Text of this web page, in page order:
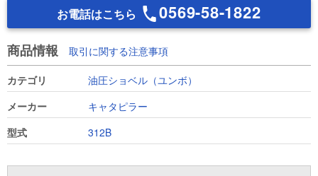
お電話はこちら 0569-58-1822
商品情報 取引に関する注意事項
カテゴリ
油圧ショベル（ユンボ）
メーカー
キャタピラー
型式
312B